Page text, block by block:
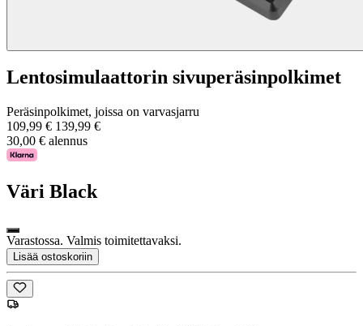
Lentosimulaattorin sivuperäsinpolkimet
Peräsinpolkimet, joissa on varvasjarru
109,99 € 139,99 €
30,00 € alennus
Väri Black
Varastossa. Valmis toimitettavaksi.
Lisää ostoskoriin